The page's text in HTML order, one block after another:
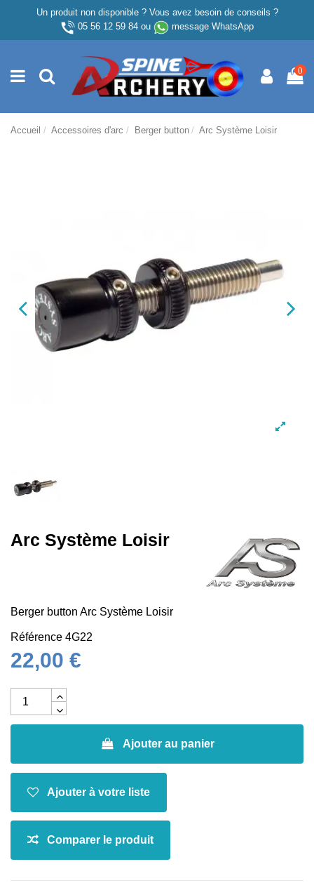
Un produit non disponible ? Vous avez besoin de conseils ?
05 56 12 59 84ou message WhatsApp
0
Accueil Accessoires d'arc Berger button Arc Système Loisir
Arc Système Loisir
Berger button Arc Système Loisir
Référence 4G22
22,00 €
Ajouter au panier